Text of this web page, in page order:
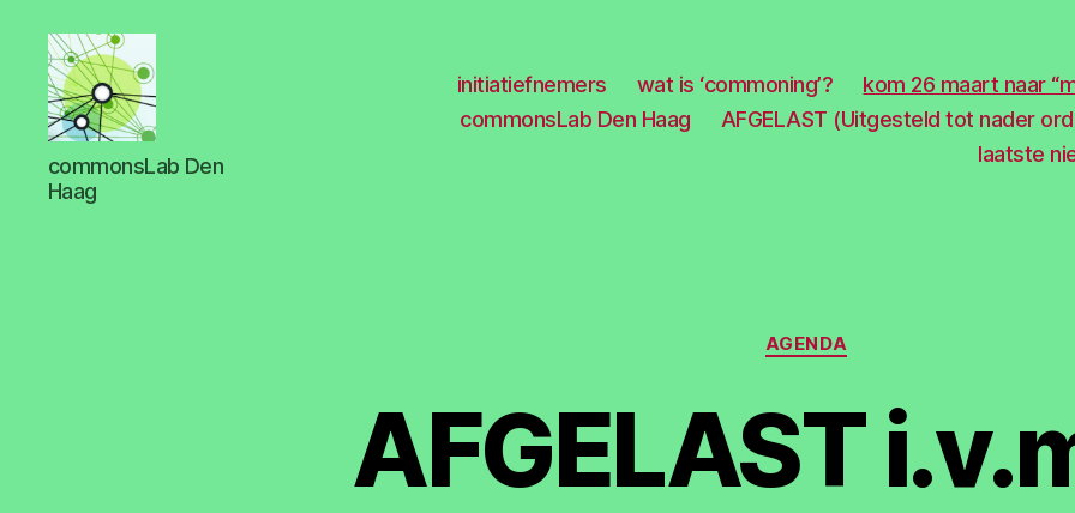
commons
meer
commonsLab Den
Haag
initiatiefnemers wat is ‘commoning’?
kom 26 maart naar
commonsLab Den Haag
AFGELAST (Uitgesteld tot nader
laatste
Categorieën
AGENDA
AFGELAST